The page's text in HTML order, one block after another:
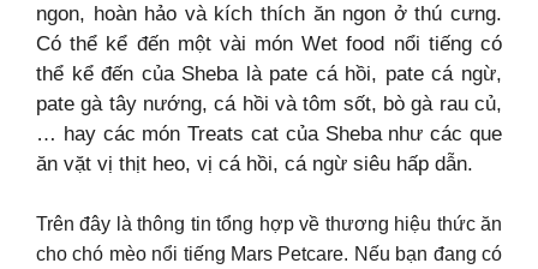
ngon, hoàn hảo và kích thích ăn ngon ở thú cưng.
Có thể kể đến một vài món Wet food nổi tiếng có
thể kể đến của Sheba là pate cá hồi, pate cá ngừ,
pate gà tây nướng, cá hồi và tôm sốt, bò gà rau củ,
… hay các món Treats cat của Sheba như các que
ăn vặt vị thịt heo, vị cá hồi, cá ngừ siêu hấp dẫn.
Trên đây là thông tin tổng hợp về thương hiệu thức ăn
cho chó mèo nổi tiếng Mars Petcare. Nếu bạn đang có